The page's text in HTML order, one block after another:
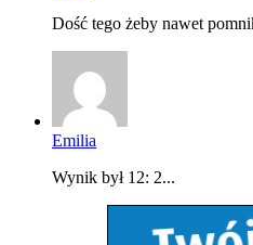
Dość tego żeby nawet
Emilia
Wynik był 12: 2...